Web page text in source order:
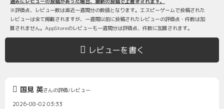
※評価点、レビュー数は直近一週間分の数値となります。エスピーゲームで投稿された
レビューは全て掲載されますが、一週間以前に投稿されたレビューの評価点・件数は加
算されません。AppStoreのレビューも一週間分は評価点、件数に加算されます。
レビューを書く
国見 英さんの評価/レビュー
2026-08-02 03:33